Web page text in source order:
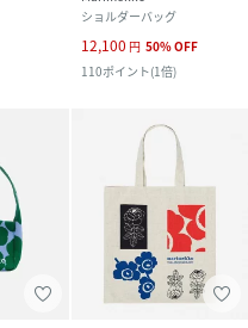
ショルダーバッグ
12,100 円 50%OFF
110ポイント(1倍)